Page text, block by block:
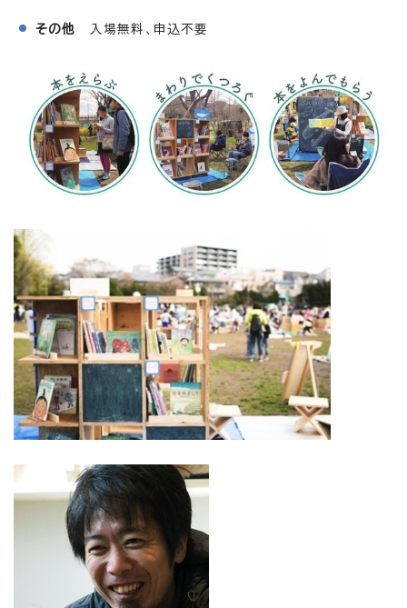
その他 入場無料、申込不要